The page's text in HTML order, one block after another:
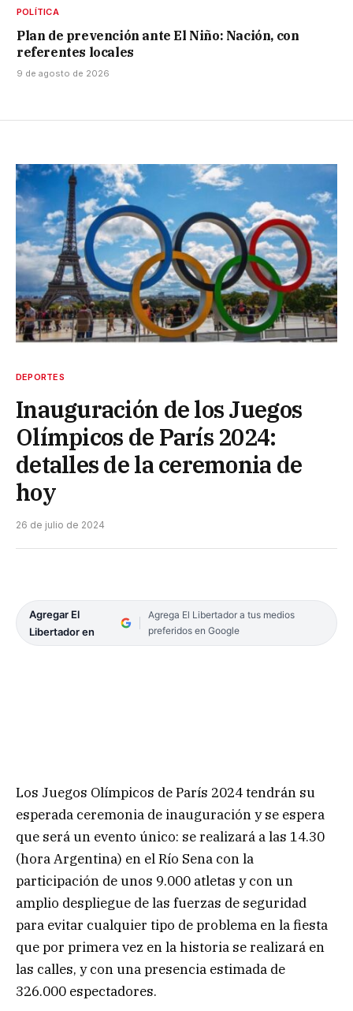
POLÍTICA
Plan de prevención ante El Niño: Nación, con
referentes locales
9 de agosto de 2026
DEPORTES
Inauguración de los Juegos
Olímpicos de París 2024:
detalles de la ceremonia de
hoy
26 de julio de 2024
Agregar El
Libertador en
Agrega El Libertador a tus medios
preferidos en Google
Los Juegos Olímpicos de París 2024 tendrán su
esperada ceremonia de inauguración y se espera
que será un evento único: se realizará a las 14.30
(hora Argentina) en el Río Sena con la
participación de unos 9.000 atletas y con un
amplio despliegue de las fuerzas de seguridad
para evitar cualquier tipo de problema en la fiesta
que por primera vez en la historia se realizará en
las calles, y con una presencia estimada de
326.000 espectadores.